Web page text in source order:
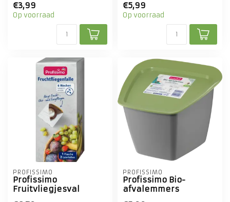
€3,99
Op voorraad
€5,99
Op voorraad
PROFISSIMO
Profissimo
Fruitvliegjesval
PROFISSIMO
Profissimo Bio-
afvalemmers